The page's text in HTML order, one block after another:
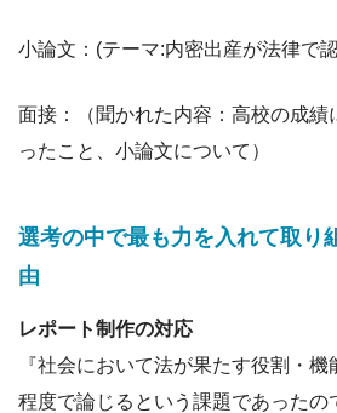
小論文：(テーマ:内密出産が法律で
面接：（聞かれた内容：高校の成績
ったこと、小論文について）
選考の中で最も力を入れて取り
由
レポート制作の対応
『社会において法が果たす役割・
程度で論じるという課題であったの